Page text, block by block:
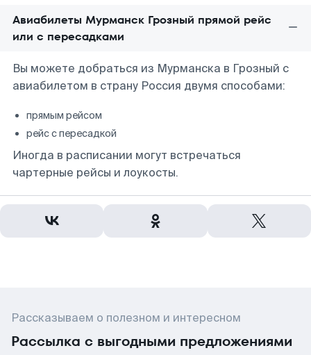
Авиабилеты Мурманск Грозный прямой рейс
или с пересадками
Вы можете добраться из Мурманска в Грозный с
авиабилетом в страну Россия двумя способами:
прямым рейсом
рейс с пересадкой
Иногда в расписании могут встречаться
чартерные рейсы и лоукосты.
Рассказываем о полезном и интересном
Рассылка с выгодными предложениями